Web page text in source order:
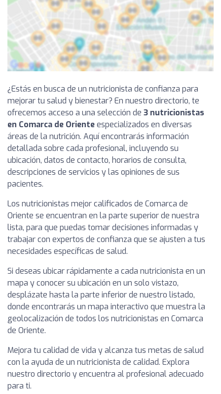
¿Estás en busca de un nutricionista de confianza para
mejorar tu salud y bienestar? En nuestro directorio, te
ofrecemos acceso a una selección de 3 nutricionistas
en Comarca de Orienteespecializados en diversas
áreas de la nutrición. Aquí encontrarás información
detallada sobre cada profesional, incluyendo su
ubicación, datos de contacto, horarios de consulta,
descripciones de servicios y las opiniones de sus
pacientes.
Los nutricionistas mejor calificados de Comarca de
Oriente se encuentran en la parte superior de nuestra
lista, para que puedas tomar decisiones informadas y
trabajar con expertos de confianza que se ajusten a tus
necesidades específicas de salud.
Si deseas ubicar rápidamente a cada nutricionista en un
mapa y conocer su ubicación en un solo vistazo,
desplázate hasta la parte inferior de nuestro listado,
donde encontrarás un mapa interactivo que muestra la
geolocalización de todos los nutricionistas en Comarca
de Oriente.
Mejora tu calidad de vida y alcanza tus metas de salud
con la ayuda de un nutricionista de calidad. Explora
nuestro directorio y encuentra al profesional adecuado
para ti.